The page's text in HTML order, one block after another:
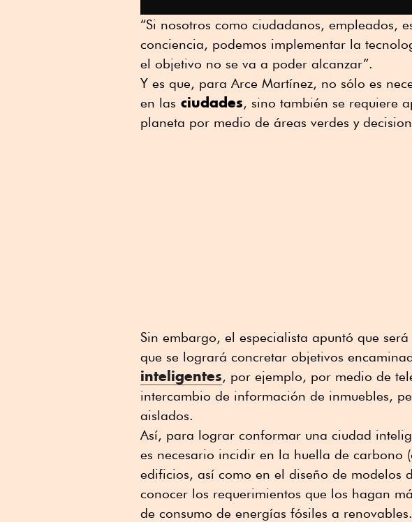
“Si nosotros como ciudadanos, empleados,
conciencia, podemos implementar la
el objetivo no se va a poder alcanzar”.
Y es que, para Arce Martínez, no sólo es
en las ciudades, sino también se requiere
planeta por medio de áreas verdes y
Sin embargo, el especialista apuntó que
que se logrará concretar objetivos
inteligentes, por ejemplo, por medio de
intercambio de información de inmuebles,
aislados.
Así, para lograr conformar una ciudad
es necesario incidir en la huella de carbono
edificios, así como en el diseño de modelos
conocer los requerimientos que los hagan
de consumo de energías fósiles a renovables.